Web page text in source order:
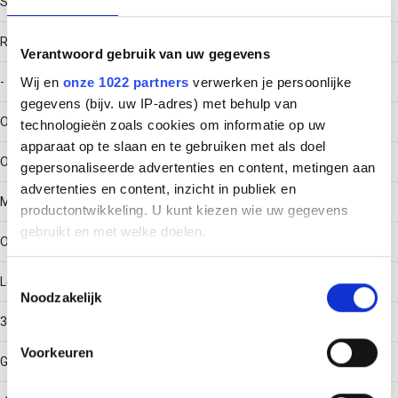
Verantwoord gebruik van uw gegevens
Wij en onze 1022 partners verwerken je persoonlijke
gegevens (bijv. uw IP-adres) met behulp van
technologieën zoals cookies om informatie op uw
apparaat op te slaan en te gebruiken met als doel
gepersonaliseerde advertenties en content, metingen aan
advertenties en content, inzicht in publiek en
productontwikkeling. U kunt kiezen wie uw gegevens
gebruikt en met welke doelen.
Informatie verzamelen over uw geografische locatie,
Uw apparaat identificeren door het actief te scannen
op specifieke eigenschappen (fingerprinting)
Toestemmingsselectie
Noodzakelijk
Voorkeuren
RAL-nummer
-
Oppervlaktebescherming
Overig
Materiaalkwaliteit
Overig
Lengte
300
Gebruikstemperatuur